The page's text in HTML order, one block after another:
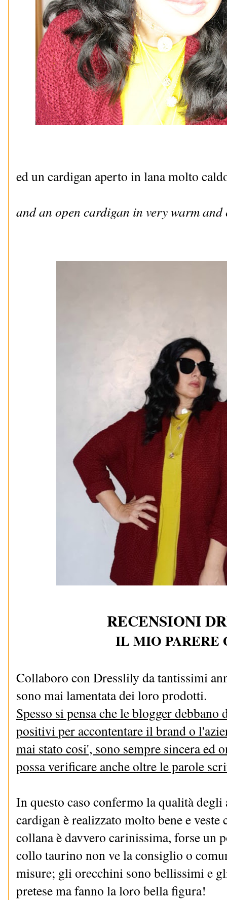
ed un cardigan aperto in lana molto
and an open cardigan in very warm
RECENSIONI
IL MIO PARERE
Collaboro con Dresslily da tantissimi
sono mai lamentata dei loro prodotti.
Spesso si pensa che le blogger debbano
positivi per accontentare il brand o
mai stato cosi', sono sempre sincera ed
possa verificare anche oltre le parole
In questo caso confermo la qualità
cardigan è realizzato molto bene e
collana è davvero carinissima, forse un
collo taurino non ve la consiglio o
misure; gli orecchini sono bellissimi e
pretese ma fanno la loro bella figura!